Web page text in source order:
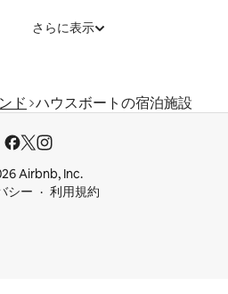
さらに表示
ド ハウスボートの宿泊施設
Airbnb, Inc.
シー
利用規約